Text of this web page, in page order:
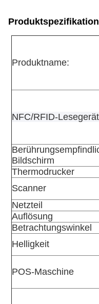
Produktname:
NFC/RFID-Lesegerät
Bildschirm
Thermodrucker
Scanner
Netzteil
Auflösung
Betrachtungswinkel
Helligkeit
POS-Maschine